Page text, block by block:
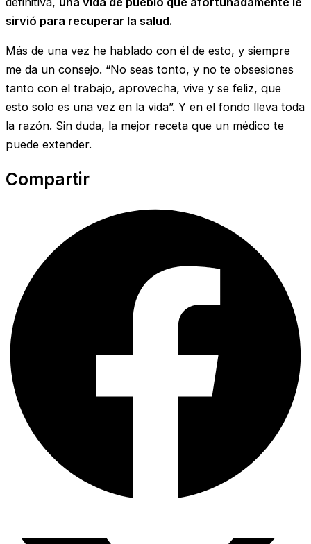
sirvió para recuperar la salud.
Más de una vez he hablado con él de esto, y siempre
me da un consejo. “No seas tonto, y no te obsesiones
tanto con el trabajo, aprovecha, vive y se feliz, que
esto solo es una vez en la vida”. Y en el fondo lleva toda
la razón. Sin duda, la mejor receta que un médico te
puede extender.
Compartir